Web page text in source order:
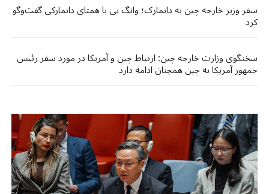
سفر وزیر خارجه چین به دانمارک؛ وانگ یی با همتای دانمارکی گفت‌وگو
کرد
سخنگوی وزارت خارجه چین: ارتباط چین و آمریکا در مورد سفر رئیس
جمهور آمریکا به چین همچنان ادامه دارد